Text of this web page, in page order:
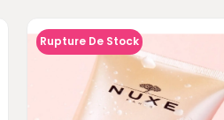
Rupture De Stock